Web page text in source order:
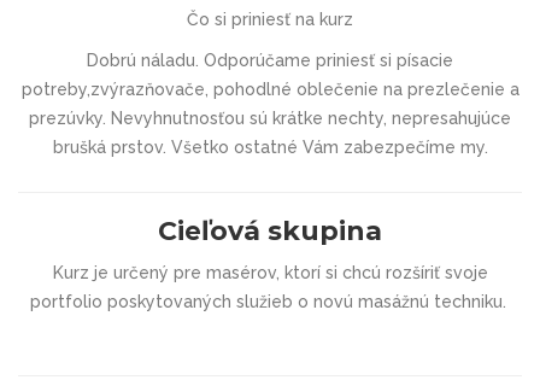
Čo si priniesť na kurz
Dobrú náladu. Odporúčame priniesť si písacie
potreby,zvýrazňovače, pohodlné oblečenie na prezlečenie a
prezúvky. Nevyhnutnosťou sú krátke nechty, nepresahujúce
brušká prstov. Všetko ostatné Vám zabezpečíme my.
Cieľová skupina
Kurz je určený pre masérov, ktorí si chcú rozšíriť svoje
portfolio poskytovaných služieb o novú masážnú techniku.